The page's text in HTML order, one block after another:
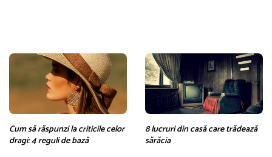
Cum să răspunzi la criticile celor
dragi: 4 reguli de bază
8 lucruri din casă care trădează
sărăcia